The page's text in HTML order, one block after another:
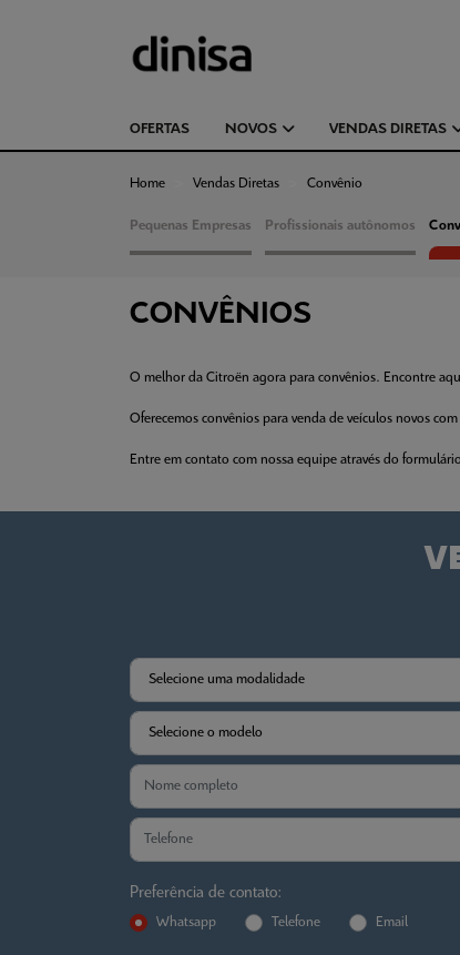
OFERTAS NOVOS VENDAS DIRETAS
Home Vendas Diretas Convênio
Pequenas Empresas Profissionais autônomos
CONVÊNIOS
O melhor da Citroën agora para convênios. Encontre
Oferecemos convênios para venda de veículos novos
Entre em contato com nossa equipe através do
Preferência de contato:
Whatsapp Telefone Email